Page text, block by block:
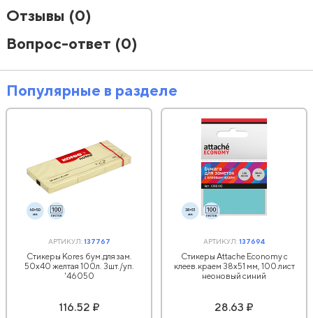
Отзывы (0)
Вопрос-ответ (0)
Популярные в разделе
АРТИКУЛ:137767
Стикеры Kores бум.для зам.
50х40 желтая 100л. 3шт./уп.
'46050
116.52 ₽
АРТИКУЛ:137694
Стикеры Attache Economy с
клеев.краем 38x51 мм, 100 лист
неоновый синий
28.63 ₽